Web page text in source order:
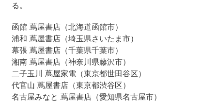
る。
函館 蔦屋書店（北海道函館市）
浦和 蔦屋書店（埼玉県さいたま市）
幕張 蔦屋書店（千葉県千葉市）
湘南 蔦屋書店（神奈川県藤沢市）
二子玉川 蔦屋家電（東京都世田谷区）
代官山 蔦屋書店（東京都渋谷区）
名古屋みなと 蔦屋書店（愛知県名古屋市）